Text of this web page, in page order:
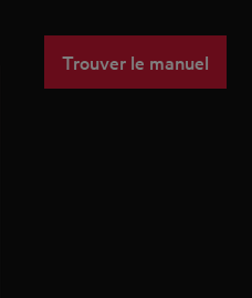
Trouver le manuel